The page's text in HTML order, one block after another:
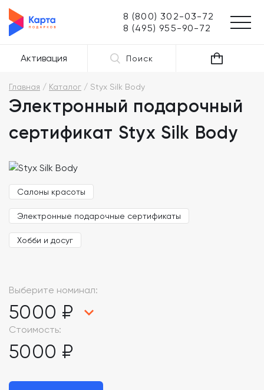
8 (800) 302-03-72
8 (495) 955-90-72
Активация Поиск
Главная Каталог Styx Silk Body
Электронный подарочный
сертификат Styx Silk Body
Салоны красоты
Электронные подарочные сертификаты
Хобби и досуг
Выберите номинал:
5000 ₽
Стоимость:
5000 ₽